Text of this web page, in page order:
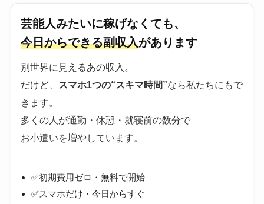
芸能人みたいに稼げなくても、
今日からできる副収入があります
別世界に見えるあの収入。
だけど、
スマホ1つの“スキマ時間”なら私たちにもで
きます。
多くの人が通勤・休憩・就寝前の数分で
お小遣いを増やしています。
✅初期費用ゼロ・無料で開始
✅スマホだけ・今日からすぐ